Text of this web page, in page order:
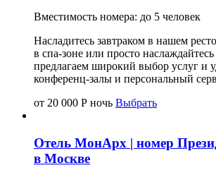
Вместимость номера: до 5 человек
Насладитесь завтраком в нашем
в спа-зоне или просто
предлагаем широкий выбор услуг и
конференц-залы и персональный
от 20 000 Р ночь Выбрать
Отель МонАрх | номер
в Москве